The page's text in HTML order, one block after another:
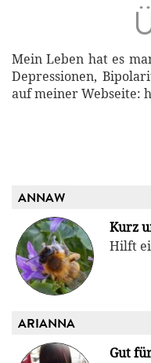
Mein Leben hat es
Depressionen,
auf meiner Webseite:
ANNAW
Kurz
Hilft
ARIANNA
Gut